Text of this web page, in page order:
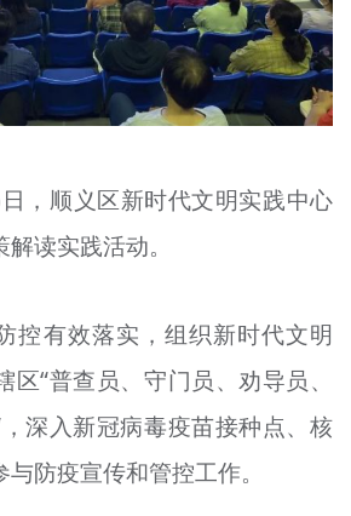
，顺义区新时代文明实践中心
读实践活动。
控有效落实，组织新时代文明
区“普查员、守门员、劝导员、
深入新冠病毒疫苗接种点、核
防疫宣传和管控工作。